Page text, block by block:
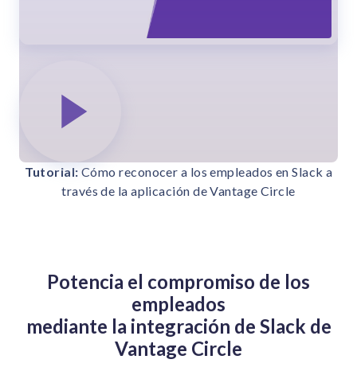
Tutorial: Cómo reconocer a los empleados en Slack a
través de la aplicación de Vantage Circle
Potencia el compromiso de los
empleados
mediante la integración de Slack de
Vantage Circle